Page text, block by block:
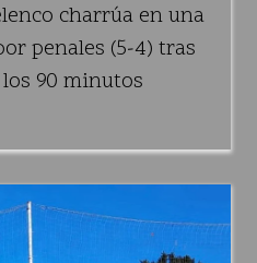
charrúa en una
penales (5-4) tras
90 minutos